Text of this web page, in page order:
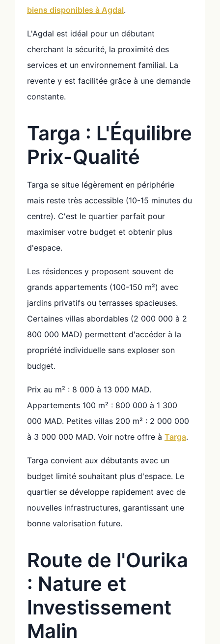
biens disponibles à Agdal.
L'Agdal est idéal pour un débutant
cherchant la sécurité, la proximité des
services et un environnement familial. La
revente y est facilitée grâce à une demande
constante.
Targa : L'Équilibre
Prix-Qualité
Targa se situe légèrement en périphérie
mais reste très accessible (10-15 minutes du
centre). C'est le quartier parfait pour
maximiser votre budget et obtenir plus
d'espace.
Les résidences y proposent souvent de
grands appartements (100-150 m²) avec
jardins privatifs ou terrasses spacieuses.
Certaines villas abordables (2 000 000 à 2
800 000 MAD) permettent d'accéder à la
propriété individuelle sans exploser son
budget.
Prix au m² : 8 000 à 13 000 MAD.
Appartements 100 m² : 800 000 à 1 300
000 MAD. Petites villas 200 m² : 2 000 000
à 3 000 000 MAD. Voir notre offre à Targa.
Targa convient aux débutants avec un
budget limité souhaitant plus d'espace. Le
quartier se développe rapidement avec de
nouvelles infrastructures, garantissant une
bonne valorisation future.
Route de l'Ourika
: Nature et
Investissement
Malin